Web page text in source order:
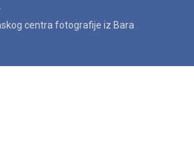
centra fotografije iz Bara